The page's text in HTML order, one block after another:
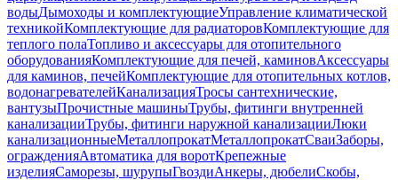
водыДымоходы и комплектующиеУправление климатической
техникойКомплектующие для радиаторовКомплектующие для
теплого полаТопливо и аксессуары для отопительного
оборудованияКомплектующие для печей, каминовАксессуары
для каминов, печейКомплектующие для отопительных котлов,
водонагревателейКанализацияТросы сантехнические,
вантузыПрочистные машиныТрубы, фитинги внутренней
канализацииТрубы, фитинги наружной канализацииЛюки
канализационныеМеталлопрокатМеталлопрокатСваиЗаборы,
огражденияАвтоматика для воротКрепежные
изделияСаморезы, шурупыГвоздиАнкеры, дюбелиСкобы,